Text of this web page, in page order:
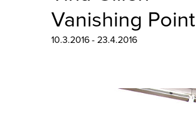
Vanishing Point
10.3.2016 - 23.4.2016